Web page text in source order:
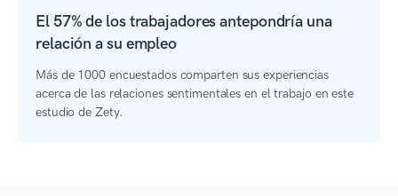
El 57% de los trabajadores antepondría una
relación a su empleo
Más de 1000 encuestados comparten sus experiencias
acerca de las relaciones sentimentales en el trabajo en este
estudio de Zety.